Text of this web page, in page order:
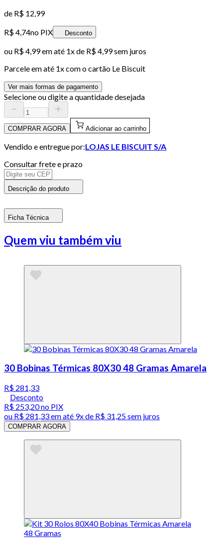
de R$ 12,99
R$ 4,74no PIX Desconto
ou R$ 4,99em até 1x de R$ 4,99sem juros
Parcele em até 1x com o cartão Le Biscuit
Ver mais formas de pagamento
Selecione ou digite a quantidade desejada
COMPRAR AGORA Adicionar ao carrinho
Vendido e entregue por:LOJAS LE BISCUIT S/A
Consultar frete e prazo
Descrição do produto
Ficha Técnica
Quem viu também viu
30 Bobinas Térmicas 80X30 48 Gramas Amarela
R$ 281,33
Desconto
R$ 253,20no PIX
ou R$ 281,33em até 9x de R$ 31,25 sem juros
COMPRAR AGORA